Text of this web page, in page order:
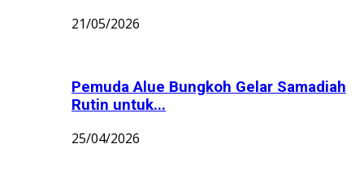
21/05/2026
Pemuda Alue Bungkoh Gelar Samadiah
Rutin untuk...
25/04/2026